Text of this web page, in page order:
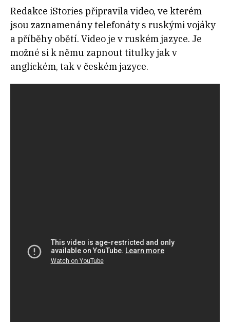
Redakce iStories připravila video, ve kterém
jsou zaznamenány telefonáty s ruskými vojáky
a příběhy obětí. Video je v ruském jazyce. Je
možné si k němu zapnout titulky jak v
anglickém, tak v českém jazyce.